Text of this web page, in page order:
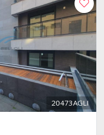
20473AGLI